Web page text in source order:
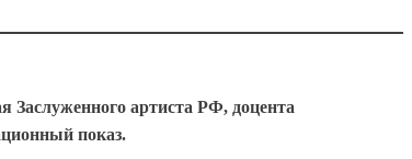
Заслуженного артиста РФ, доцента
показ.